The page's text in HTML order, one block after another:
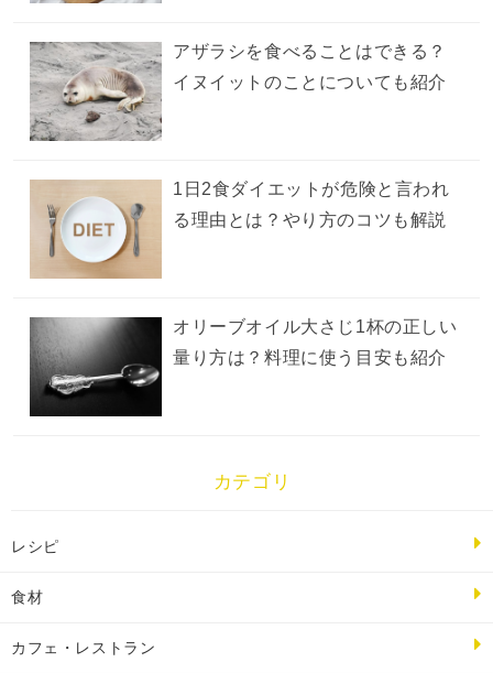
アザラシを食べることはできる？
イヌイットのことについても紹介
1日2食ダイエットが危険と言われ
る理由とは？やり方のコツも解説
オリーブオイル大さじ1杯の正しい
量り方は？料理に使う目安も紹介
カテゴリ
レシピ
食材
カフェ・レストラン